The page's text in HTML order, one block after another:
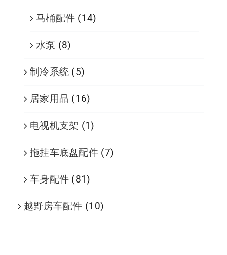
马桶配件 (14)
水泵 (8)
制冷系统 (5)
居家用品 (16)
电视机支架 (1)
拖挂车底盘配件 (7)
车身配件 (81)
越野房车配件 (10)